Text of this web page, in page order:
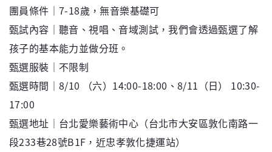
團員條件｜7-18歲，無音樂基礎可
甄試內容｜聽音、視唱、音域測試，我們會透過甄選了解
孩子的基本能力並做分班。
甄選服裝｜不限制
甄選時間｜8/10 （六）14:00-18:00、8/11（日） 10:30-
17:00
甄選地址｜台北愛樂藝術中心（台北市大安區敦化南路一
段233巷28號B1F，近忠孝敦化捷運站）